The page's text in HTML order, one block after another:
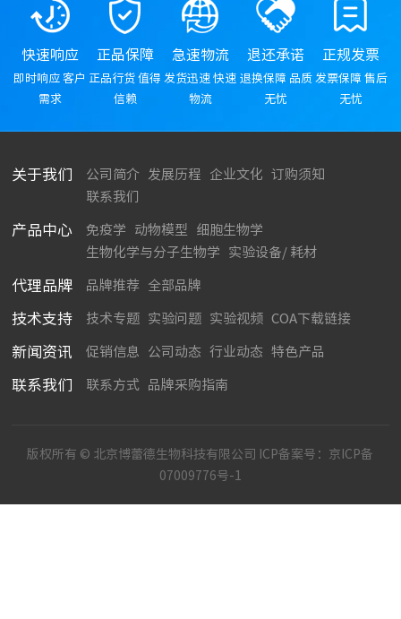
快速响应
即时响应 客户
需求
正品保障
正品行货 值得
信赖
急速物流
发货迅速 快速
物流
退还承诺
退换保障 品质
无忧
正规发票
发票保障 售后
无忧
关于我们 公司简介 发展历程 企业文化
订购须知
联系我们
产品中心 免疫学 动物模型
细胞生物学
生物化学与分子生物学
实验设备/ 耗材
代理品牌 品牌推荐 全部品牌
技术支持 技术专题 实验问题 实验视频 COA下载链接
新闻资讯 促销信息 公司动态 行业动态 特色产品
联系我们 联系方式 品牌采购指南
版权所有 © 北京博蕾德生物科技有限公司 ICP备案号： 京ICP备
07009776号-1